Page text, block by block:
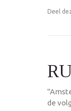
Deel
de